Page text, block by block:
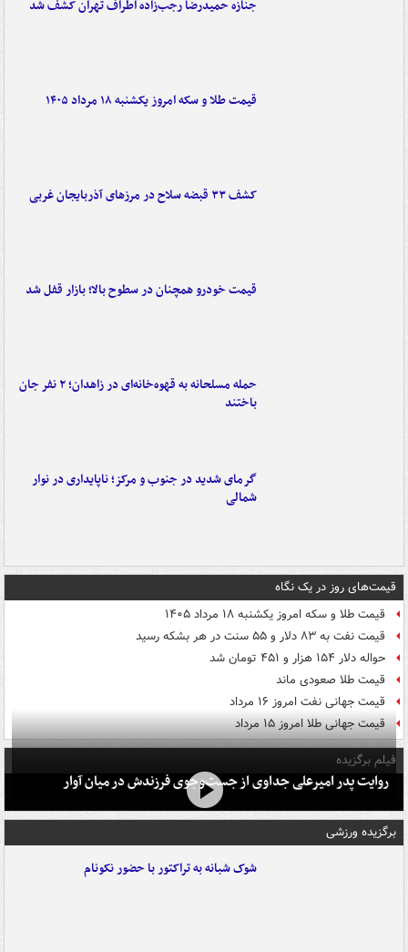
جنازه حمیدرضا رجب‌زاده اطراف تهران کشف شد
قیمت طلا و سکه امروز یکشنبه ۱۸ مرداد ۱۴۰۵
کشف ۳۳ قبضه سلاح در مرزهای آذربایجان غربی
قیمت خودرو همچنان در سطوح بالا؛ بازار قفل شد
حمله مسلحانه به قهوه‌خانه‌ای در زاهدان؛ ۲ نفر جان
باختند
گرمای شدید در جنوب و مرکز؛ ناپایداری در نوار
شمالی
قیمت‌های روز در یک نگاه
قیمت طلا و سکه امروز یکشنبه ۱۸ مرداد ۱۴۰۵
قیمت نفت به ۸۳ دلار و ۵۵ سنت در هر بشکه رسید
حواله دلار ۱۵۴ هزار و ۴۵۱ تومان شد
قیمت طلا صعودی ماند
قیمت جهانی نفت امروز ۱۶ مرداد
قیمت جهانی طلا امروز ۱۵ مرداد
فیلم برگزیده
روایت پدر امیرعلی جداوی از جست‌وجوی فرزندش در میان آوار
برگزیده ورزشی
شوک شبانه به تراکتور با حضور نکونام